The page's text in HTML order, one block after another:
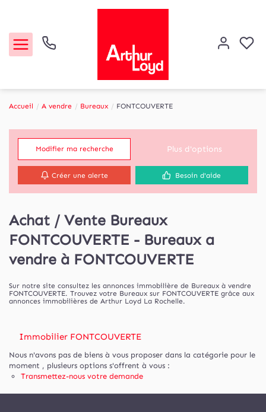
Louer
Etude de marché
Notre Agence
Contact
Accueil A vendre Bureaux FONTCOUVERTE
Modifier ma recherche Plus d'options
Créer une alerte Besoin d'aide
Achat / Vente Bureaux
FONTCOUVERTE - Bureaux a
vendre à FONTCOUVERTE
Sur notre site consultez les annonces immobilière de Bureaux à vendre
FONTCOUVERTE. Trouvez votre Bureaux sur FONTCOUVERTE grâce aux
annonces immobilières de Arthur Loyd La Rochelle.
Immobilier FONTCOUVERTE
Nous n'avons pas de biens à vous proposer dans la catégorie pour le
moment , plusieurs options s'offrent à vous :
Transmettez-nous votre demande